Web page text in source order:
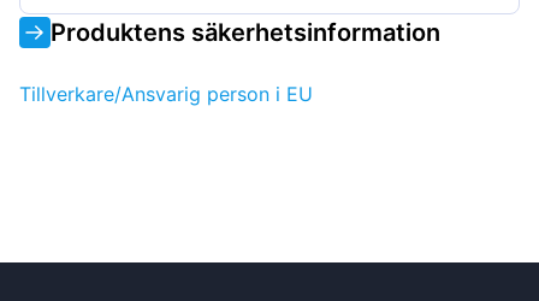
Produktens säkerhetsinformation
Tillverkare/Ansvarig person i EU